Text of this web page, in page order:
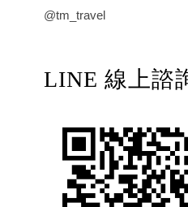
@tm_travel
LINE 線上諮